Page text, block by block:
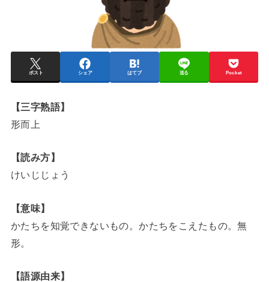
ポスト シェア はてブ 送る Pocket
【三字熟語】
形而上
【読み方】
けいじじょう
【意味】
かたちを知覚できないもの。かたちをこえたもの。無
形。
【語源由来】